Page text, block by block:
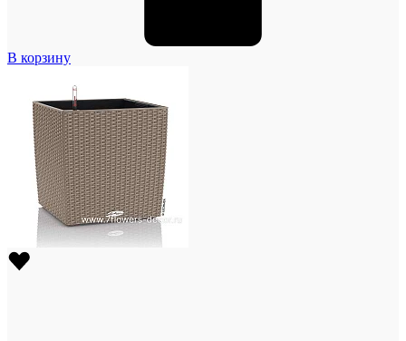
В корзину